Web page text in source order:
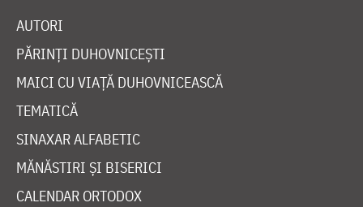
AUTORI
PĂRINȚI DUHOVNICEȘTI
MAICI CU VIAȚĂ DUHOVNICEASCĂ
TEMATICĂ
SINAXAR ALFABETIC
MĂNĂSTIRI ȘI BISERICI
CALENDAR ORTODOX